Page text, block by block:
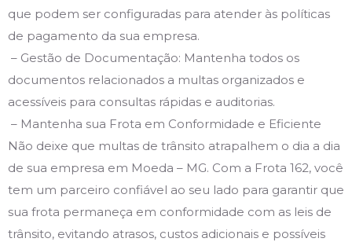
que podem ser configuradas para atender às políticas
de pagamento da sua empresa.
– Gestão de Documentação: Mantenha todos os
documentos relacionados a multas organizados e
acessíveis para consultas rápidas e auditorias.
– Mantenha sua Frota em Conformidade e Eficiente
Não deixe que multas de trânsito atrapalhem o dia a dia
de sua empresa em Moeda – MG. Com a Frota 162, você
tem um parceiro confiável ao seu lado para garantir que
sua frota permaneça em conformidade com as leis de
trânsito, evitando atrasos, custos adicionais e possíveis